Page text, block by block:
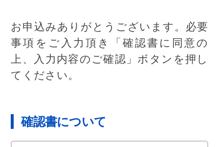
お申込みありがとうございます。必要
事項をご入力頂き「確認書に同意の
上、入力内容のご確認」ボタンを押し
てください。
確認書について